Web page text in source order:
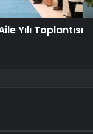
Yılı Toplantısı